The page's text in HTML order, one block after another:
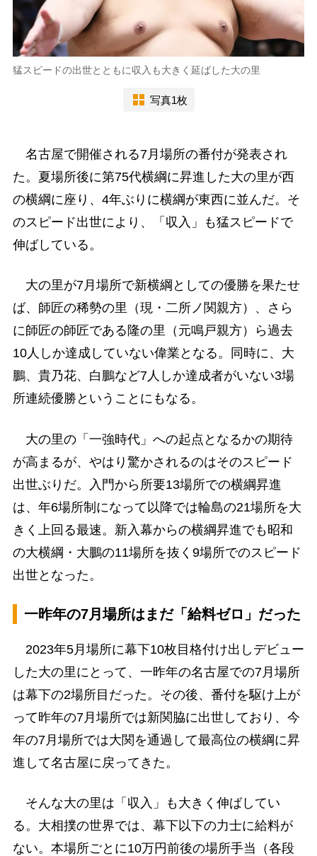
猛スピードの出世とともに収入も大きく延ばした大の里
写真1枚
名古屋で開催される7月場所の番付が発表され
た。夏場所後に第75代横綱に昇進した大の里が西
の横綱に座り、4年ぶりに横綱が東西に並んだ。そ
のスピード出世により、「収入」も猛スピードで
伸ばしている。
大の里が7月場所で新横綱としての優勝を果たせ
ば、師匠の稀勢の里（現・二所ノ関親方）、さら
に師匠の師匠である隆の里（元鳴戸親方）ら過去
10人しか達成していない偉業となる。同時に、大
鵬、貴乃花、白鵬など7人しか達成者がいない3場
所連続優勝ということにもなる。
大の里の「一強時代」への起点となるかの期待
が高まるが、やはり驚かされるのはそのスピード
出世ぶりだ。入門から所要13場所での横綱昇進
は、年6場所制になって以降では輪島の21場所を大
きく上回る最速。新入幕からの横綱昇進でも昭和
の大横綱・大鵬の11場所を抜く9場所でのスピード
出世となった。
一昨年の7月場所はまだ「給料ゼロ」だった
2023年5月場所に幕下10枚目格付け出しデビュー
した大の里にとって、一昨年の名古屋での7月場所
は幕下の2場所目だった。その後、番付を駆け上が
って昨年の7月場所では新関脇に出世しており、今
年の7月場所では大関を通過して最高位の横綱に昇
進して名古屋に戻ってきた。
そんな大の里は「収入」も大きく伸ばしてい
る。大相撲の世界では、幕下以下の力士に給料が
ない。本場所ごとに10万円前後の場所手当（各段